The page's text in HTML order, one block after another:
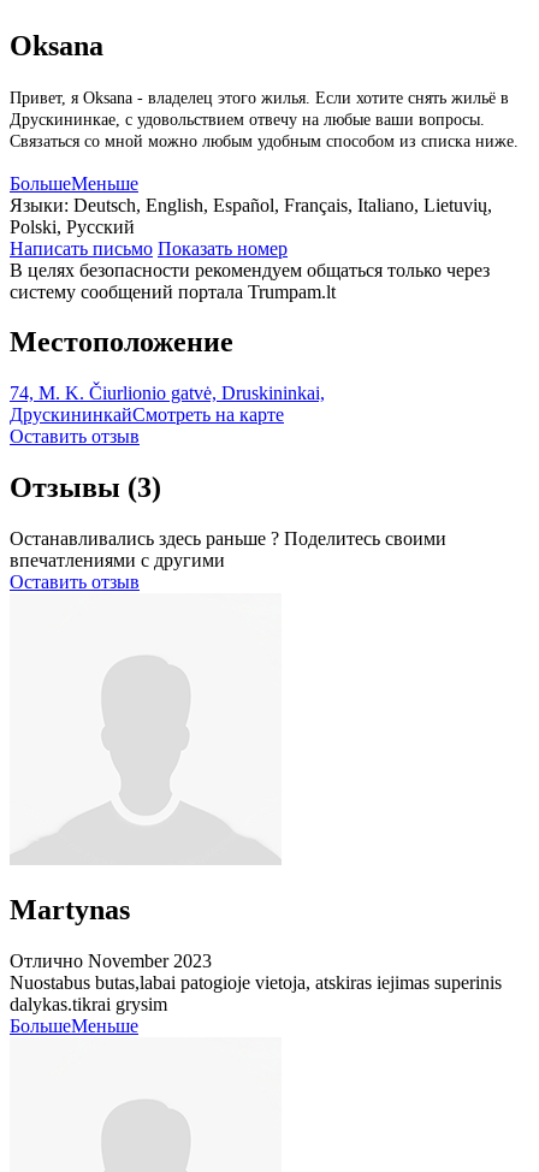
Oksana
Привет, я Oksana - владелец этого жилья. Если хотите снять жильё в
Друскининкае, с удовольствием отвечу на любые ваши вопросы.
Связаться со мной можно любым удобным способом из списка ниже.
БольшеМеньше
Языки: Deutsch, English, Español, Français, Italiano, Lietuvių,
Polski, Русский
Написать письмо Показать номер
В целях безопасности рекомендуем общаться только через
систему сообщений портала Trumpam.lt
Местоположение
74, M. K. Čiurlionio gatvė, Druskininkai,
ДрускининкайСмотреть на карте
Оставить отзыв
Отзывы (3)
Останавливались здесь раньше ? Поделитесь своими
впечатлениями с другими
Оставить отзыв
Martynas
Отлично November 2023
Nuostabus butas,labai patogioje vietoja, atskiras iejimas superinis
dalykas.tikrai grysim
БольшеМеньше